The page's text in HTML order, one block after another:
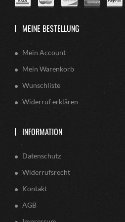
MEINE BESTELLUNG
Mein Account
Mein Warenkorb
Wunschliste
Widerruf erklären
INFORMATION
Datenschutz
Widerrufsrecht
Kontakt
AGB